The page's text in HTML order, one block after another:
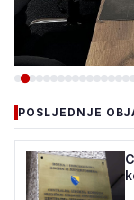
VLADA
U ŽEPČU
POSLJEDNJE